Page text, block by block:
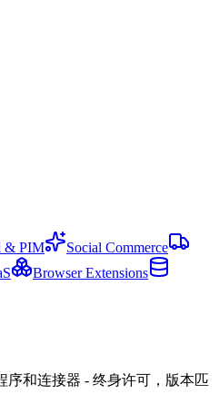
& PIM
Social Commerce
Browser Extensions
序和连接器 - 终身许可，版本匹